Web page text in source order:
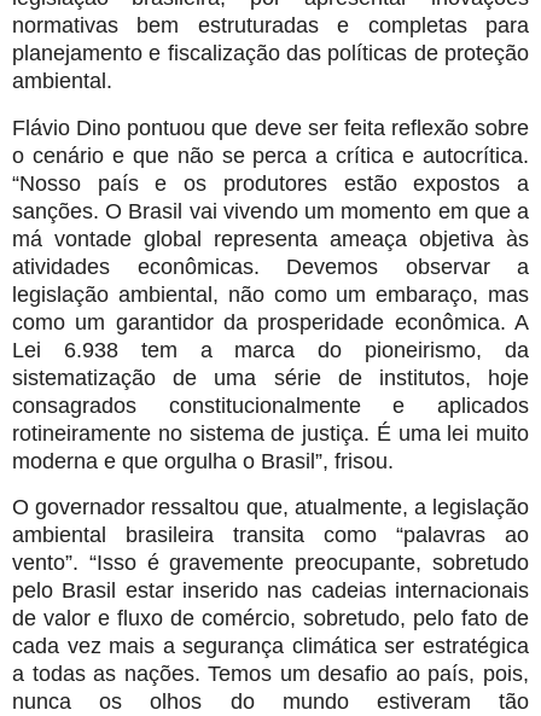
normativas bem estruturadas e completas para
planejamento e fiscalização das políticas de proteção
ambiental.
Flávio Dino pontuou que deve ser feita reflexão sobre
o cenário e que não se perca a crítica e autocrítica.
“Nosso país e os produtores estão expostos a
sanções. O Brasil vai vivendo um momento em que a
má vontade global representa ameaça objetiva às
atividades econômicas. Devemos observar a
legislação ambiental, não como um embaraço, mas
como um garantidor da prosperidade econômica. A
Lei 6.938 tem a marca do pioneirismo, da
sistematização de uma série de institutos, hoje
consagrados constitucionalmente e aplicados
rotineiramente no sistema de justiça. É uma lei muito
moderna e que orgulha o Brasil”, frisou.
O governador ressaltou que, atualmente, a legislação
ambiental brasileira transita como “palavras ao
vento”. “Isso é gravemente preocupante, sobretudo
pelo Brasil estar inserido nas cadeias internacionais
de valor e fluxo de comércio, sobretudo, pelo fato de
cada vez mais a segurança climática ser estratégica
a todas as nações. Temos um desafio ao país, pois,
nunca os olhos do mundo estiveram tão